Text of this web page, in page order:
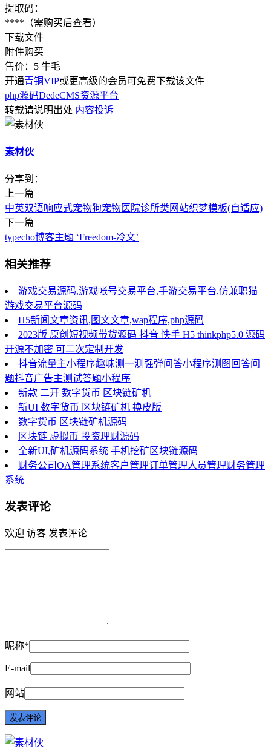
提取码：
**** （需购买后查看）
下载文件
附件购买
售价： 5 牛毛
开通青铜VIP或更高级的会员可免费下载该文件
php源码DedeCMS资源平台
转载请说明出处 内容投诉
素材伙
分享到：
上一篇
中英双语响应式宠物狗宠物医院诊所类网站织梦模板(自适应)
下一篇
typecho博客主题 ‘Freedom-冷文’
相关推荐
游戏交易源码,游戏帐号交易平台,手游交易平台,仿兼职猫
游戏交易平台源码
H5新闻文章资讯,图文文章,wap程序,php源码
2023版 原创短视频带货源码 抖音 快手 H5 thinkphp5.0 源码
开源不加密 可二次定制开发
抖音流量主小程序趣味测一测强弹问答小程序测图回答问
题抖音广告主测试答题小程序
新款 二开 数字货币 区块链矿机
新UI 数字货币 区块链矿机 换皮版
数字货币 区块链矿机源码
区块链 虚拟币 投资理财源码
全新UI,矿机源码系统 手机挖矿区块链源码
财务公司OA管理系统客户管理订单管理人员管理财务管理
系统
发表评论
欢迎 访客 发表评论
昵称*
E-mail
网站